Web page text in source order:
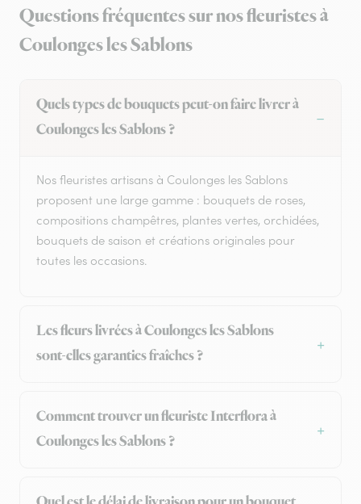
Questions fréquentes sur nos fleuristes à
Coulonges les Sablons
Quels types de bouquets peut-on faire livrer à
Coulonges les Sablons ?
Nos fleuristes artisans à Coulonges les Sablons
proposent une large gamme : bouquets de roses,
compositions champêtres, plantes vertes, orchidées,
bouquets de saison et créations originales pour
toutes les occasions.
Les fleurs livrées à Coulonges les Sablons
sont-elles garanties fraîches ?
Comment trouver un fleuriste Interflora à
Coulonges les Sablons ?